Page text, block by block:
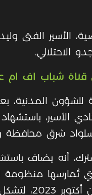
الاحتلالي.
قناة شباب اف ام
للشؤون
الأسير،
أنه يضاف
تُمارسها
الإبادة في